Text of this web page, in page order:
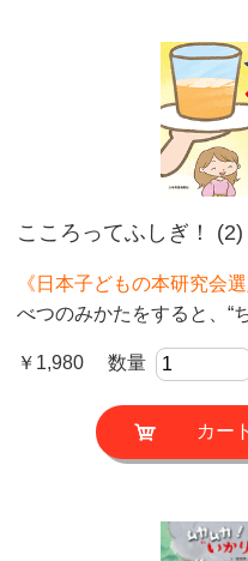
こころってふしぎ！ (2)
《日本子どもの本研究会選
べつのみかたをすると、“
￥1,980 数量